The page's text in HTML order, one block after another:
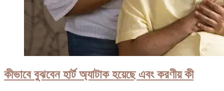
কীভাবে বুঝবেন হার্ট অ্যাটাক হয়েছে এবং করণীয় কী